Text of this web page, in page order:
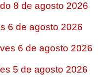
8 de agosto 2026
6 de agosto 2026
6 de agosto 2026
5 de agosto 2026